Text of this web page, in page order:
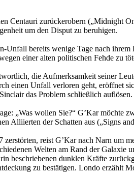
Centauri zurückerobern („Midnight
um den Disput zu beruhigen.
Unfall bereits wenige Tage nach
einer alten politischen Fehde zu
die Aufmerksamkeit seiner
einen Unfall verloren geht, eröffnet
das Problem schließlich auflösen.
„Was wollen Sie?“ G’Kar möchte
Alliierten der Schatten aus („Signs
reist G’Kar nach Narn um
Welten am Rand der
beschriebenen dunklen Kräfte
zu bestätigen. Londo erzählt